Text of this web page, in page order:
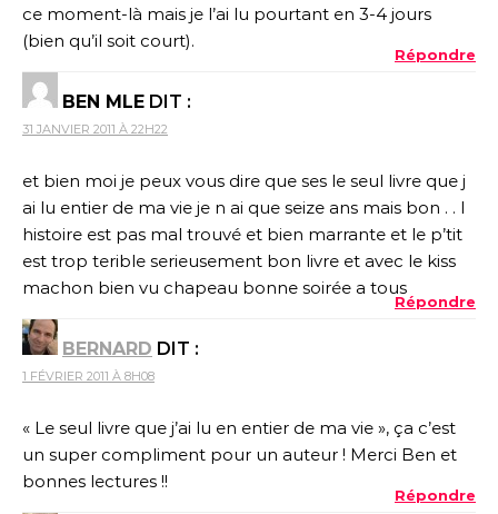
ce moment-là mais je l’ai lu pourtant en 3-4 jours
(bien qu’il soit court).
Répondre
BEN MLE DIT :
31 JANVIER 2011 À 22H22
et bien moi je peux vous dire que ses le seul livre que j
ai lu entier de ma vie je n ai que seize ans mais bon . . l
histoire est pas mal trouvé et bien marrante et le p’tit
est trop terible serieusement bon livre et avec le kiss
machon bien vu chapeau bonne soirée a tous
Répondre
BERNARD DIT :
1 FÉVRIER 2011 À 8H08
« Le seul livre que j’ai lu en entier de ma vie », ça c’est
un super compliment pour un auteur ! Merci Ben et
bonnes lectures !!
Répondre